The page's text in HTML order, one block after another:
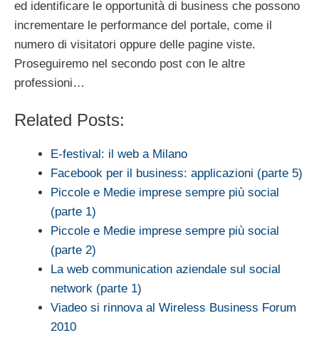
ed identificare le opportunità di business che possono
incrementare le performance del portale, come il
numero di visitatori oppure delle pagine viste.
Proseguiremo nel secondo post con le altre
professioni…
Related Posts:
E-festival: il web a Milano
Facebook per il business: applicazioni (parte 5)
Piccole e Medie imprese sempre più social
(parte 1)
Piccole e Medie imprese sempre più social
(parte 2)
La web communication aziendale sul social
network (parte 1)
Viadeo si rinnova al Wireless Business Forum
2010